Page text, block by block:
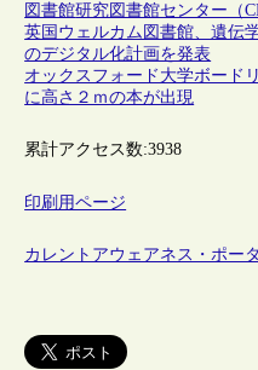
図書館研究図書館センター（
英国ウェルカム図書館、遺伝
のデジタル化計画を発表
オックスフォード大学ボード
に高さ２ｍの本が出現
累計アクセス数:3938
印刷用ページ
カレントアウェアネス・ポー